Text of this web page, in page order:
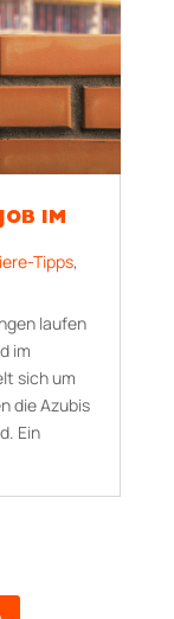
IM
Tipps,
laufen
im
sich um
die Azubis
Ein